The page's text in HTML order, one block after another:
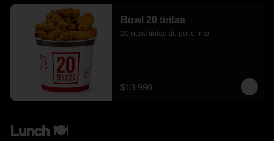
Bowl 20 tiritas
20 ricas tiritas de pollo frito
$13.990
Lunch 🍽️